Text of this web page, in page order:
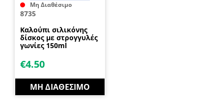
Μη Διαθέσιμο
8735
Καλούπι σιλικόνης
δίσκος με στρογγυλές
γωνίες 150ml
€4.50
ΜΗ ΔΙΑΘΈΣΙΜΟ